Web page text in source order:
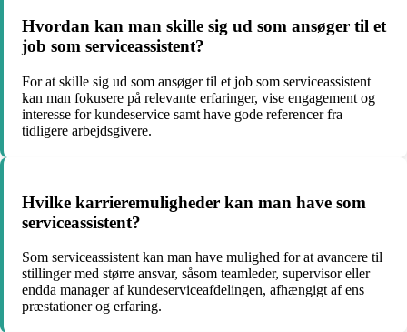
Hvordan kan man skille sig ud som ansøger til et
job som serviceassistent?
For at skille sig ud som ansøger til et job som serviceassistent
kan man fokusere på relevante erfaringer, vise engagement og
interesse for kundeservice samt have gode referencer fra
tidligere arbejdsgivere.
Hvilke karrieremuligheder kan man have som
serviceassistent?
Som serviceassistent kan man have mulighed for at avancere til
stillinger med større ansvar, såsom teamleder, supervisor eller
endda manager af kundeserviceafdelingen, afhængigt af ens
præstationer og erfaring.